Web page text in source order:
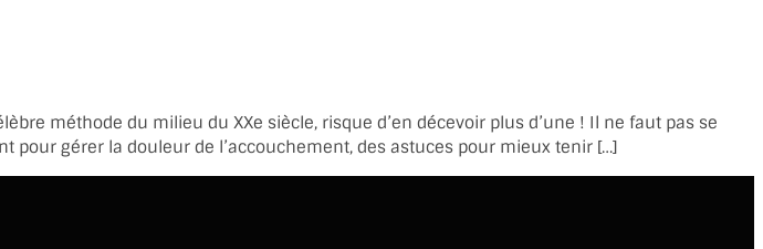
méthode du milieu du XXe siècle, risque d’en décevoir plus d’une ! Il ne faut pas se
gérer la douleur de l’accouchement, des astuces pour mieux tenir […]